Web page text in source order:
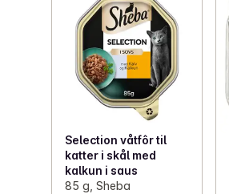
Selection våtfôr til
katter i skål med
kalkun i saus
85 g, Sheba